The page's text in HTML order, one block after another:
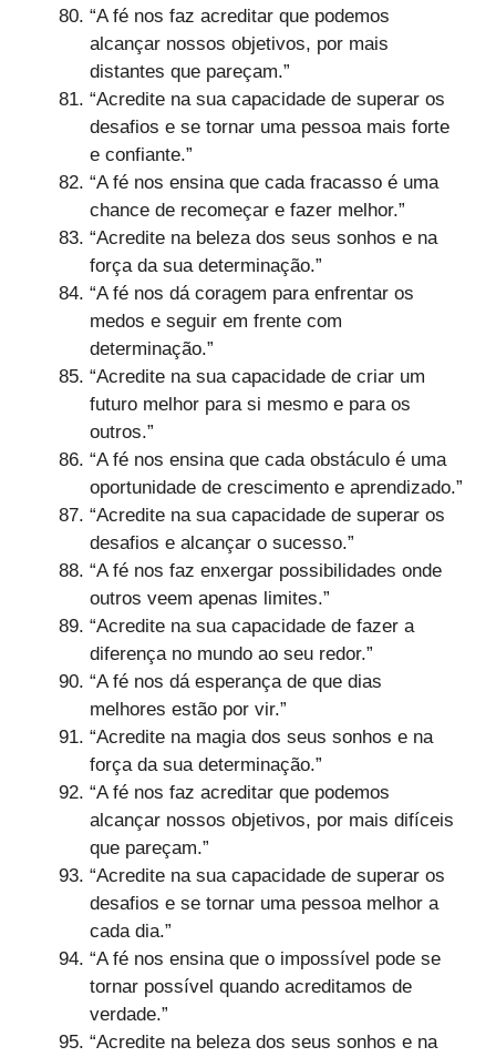
“A fé nos faz acreditar que podemos
alcançar nossos objetivos, por mais
distantes que pareçam.”
“Acredite na sua capacidade de superar os
desafios e se tornar uma pessoa mais forte
e confiante.”
“A fé nos ensina que cada fracasso é uma
chance de recomeçar e fazer melhor.”
“Acredite na beleza dos seus sonhos e na
força da sua determinação.”
“A fé nos dá coragem para enfrentar os
medos e seguir em frente com
determinação.”
“Acredite na sua capacidade de criar um
futuro melhor para si mesmo e para os
outros.”
“A fé nos ensina que cada obstáculo é uma
oportunidade de crescimento e aprendizado.”
“Acredite na sua capacidade de superar os
desafios e alcançar o sucesso.”
“A fé nos faz enxergar possibilidades onde
outros veem apenas limites.”
“Acredite na sua capacidade de fazer a
diferença no mundo ao seu redor.”
“A fé nos dá esperança de que dias
melhores estão por vir.”
“Acredite na magia dos seus sonhos e na
força da sua determinação.”
“A fé nos faz acreditar que podemos
alcançar nossos objetivos, por mais difíceis
que pareçam.”
“Acredite na sua capacidade de superar os
desafios e se tornar uma pessoa melhor a
cada dia.”
“A fé nos ensina que o impossível pode se
tornar possível quando acreditamos de
verdade.”
“Acredite na beleza dos seus sonhos e na